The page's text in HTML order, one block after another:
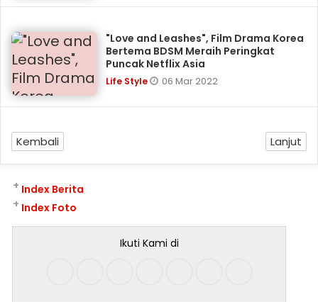
"Love and Leashes", Film Drama Korea
Bertema BDSM Meraih Peringkat
Puncak Netflix Asia
Life Style 06 Mar 2022
Kembali Lanjut
Index Berita
+
Index Foto
+
Ikuti Kami di